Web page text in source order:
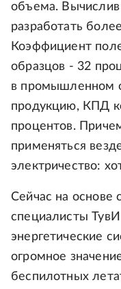
объема. Вычислив
разработать
Коэффициент
образцов - 32
в промышленном
продукцию, КПД
процентов.
применяться
электричество:
Сейчас на основе
специалисты
энергетические
огромное
беспилотных